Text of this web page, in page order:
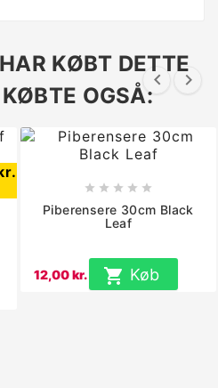
KØBT DETTE
OGSÅ:
 
    
Piberensere 30cm Black
Leaf
12,00 kr.  Køb